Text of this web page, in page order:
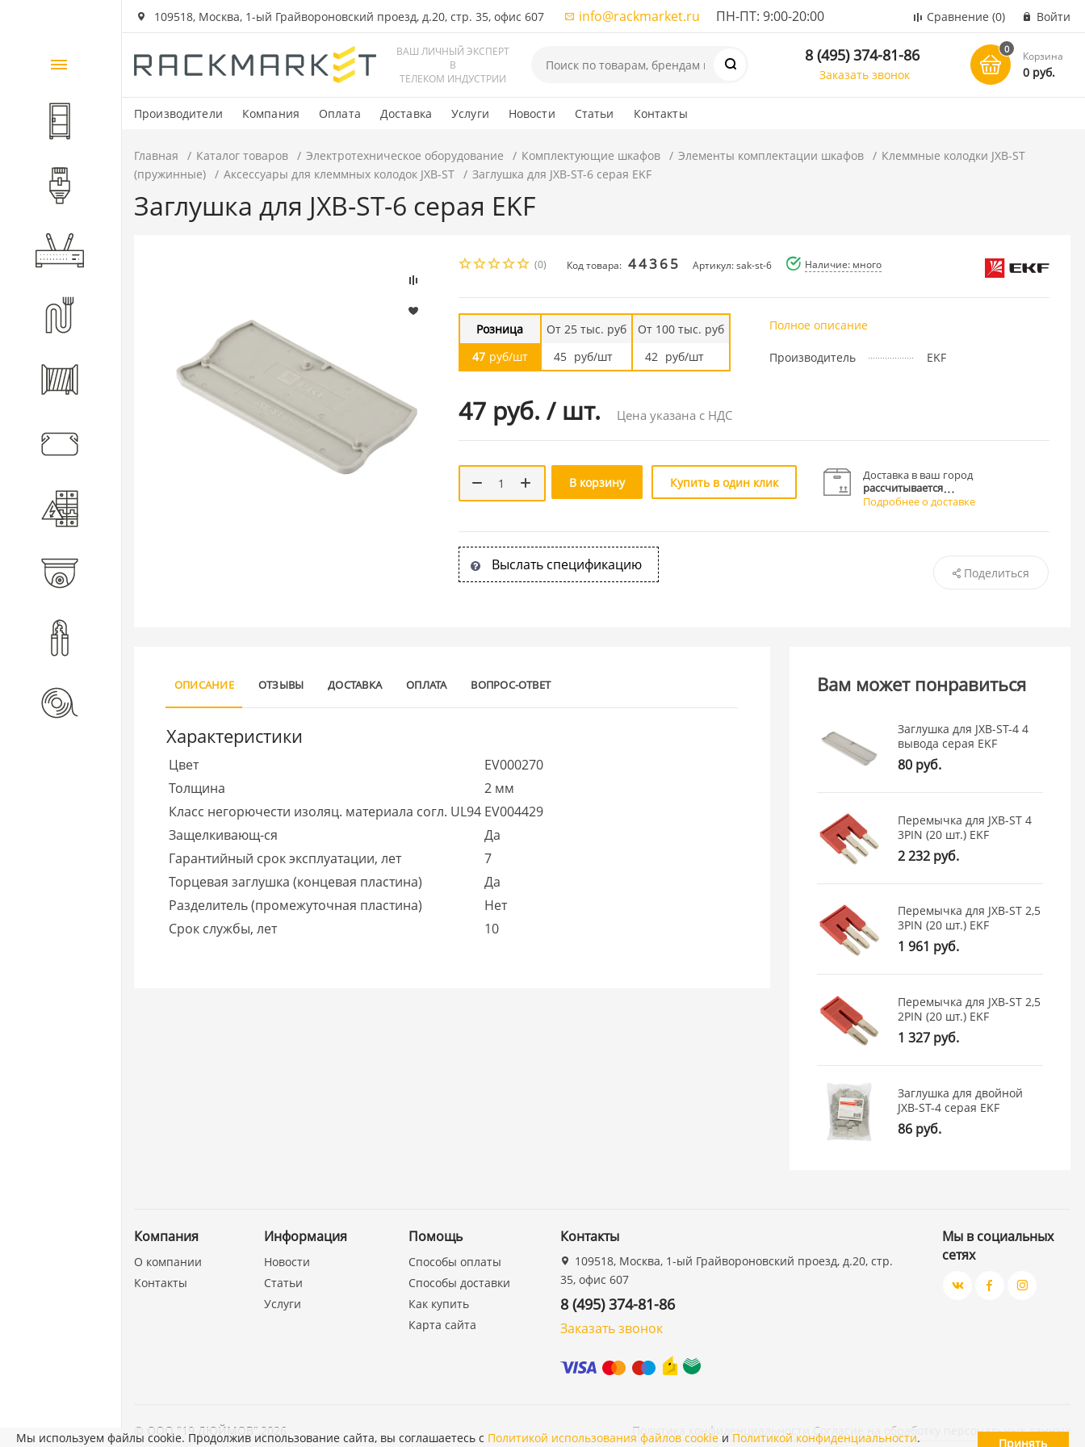
109518, Москва, 1-ый Грайвороновский проезд, д.20, стр. 35, офис 607 info@rackmarket.ru ПН-ПТ: 9:00-20:00 Сравнение (0) Войти
ВАШ ЛИЧНЫЙ ЭКСПЕРТ
В
ТЕЛЕКОМ ИНДУСТРИИ
8 (495) 374-81-86
Заказать звонок
0
Корзина
0 руб.
Производители Компания Оплата Доставка Услуги Новости Статьи Контакты
Каталог
товаров
Шкафы и стойки
Компоненты СКС
Главная Каталог товаров Электротехническое оборудование Комплектующие шкафов Элементы комплектации шкафов
Клеммные колодки JXB-ST
(пружинные)
Аксессуары для клеммных колодок JXB-ST Заглушка для JXB-ST-6 серая EKF
Заглушка для JXB-ST-6 серая EKF
(0) Код товара: 44365 Артикул: sak-st-6 Наличие: много
Розница
47 руб/шт
От 25 тыс. руб
45 руб/шт
От 100 тыс. руб
42 руб/шт
47 руб. / шт. Цена указана с НДС
Полное описание
Производитель EKF
В корзину Купить в один клик
Доставка в ваш город
рассчитывается
Подробнее о доставке
Выслать спецификацию Поделиться
ОПИСАНИЕ ОТЗЫВЫ ДОСТАВКА ОПЛАТА ВОПРОС-ОТВЕТ
Характеристики
Цвет
EV000270
Толщина
2 мм
Класс негорючести изоляц. материала согл. UL94 EV004429
Защелкивающ-ся
Да
Гарантийный срок эксплуатации, лет
7
Торцевая заглушка (концевая пластина)
Да
Разделитель (промежуточная пластина)
Нет
Срок службы, лет
10
Вам может понравиться
Заглушка для JXB-ST-4 4
вывода серая EKF
80 руб.
Перемычка для JXB-ST 4
3PIN (20 шт.) EKF
2 232 руб.
Перемычка для JXB-ST 2,5
3PIN (20 шт.) EKF
1 961 руб.
Перемычка для JXB-ST 2,5
2PIN (20 шт.) EKF
1 327 руб.
Заглушка для двойной
JXB-ST-4 серая EKF
86 руб.
Компания
О компании
Контакты
Информация
Новости
Статьи
Услуги
Помощь
Способы оплаты
Способы доставки
Как купить
Карта сайта
Контакты
109518, Москва, 1-ый Грайвороновский проезд, д.20, стр.
35, офис 607
8 (495) 374-81-86
Заказать звонок
Мы в социальных
сетях
© ООО "19 ДЮЙМОВ" 2026 Политика конфиденциальности Согласие на обработку персональных данных
Мы используем файлы cookie. Продолжив использование сайта, вы соглашаетесь с Политикой использования файлов cookie и Политикой конфиденциальности. Принять